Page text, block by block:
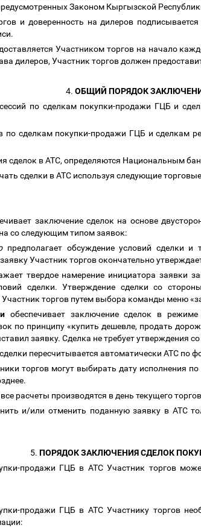
Законом Кыргызской
и доверенность на дилеров
Участником торгов на начало
дилеров, Участник торгов должен
4. ОБЩИЙ ПОРЯДОК
по сделкам покупки-продажи ГЦБ и
по сделкам покупки-продажи ГЦБ и сделкам
сделок в АТС, определяются Национальным
сделки в АТС используя следующие
заключение сделок на основе
со следующим типом заявок:
предполагает обсуждение условий сделки и
Участник торгов окончательно
твердое намерение инициатора заявки
сделки. Утверждение сделки со
торгов путем выбора команды меню
обеспечивает заключение сделок в
по принципу «купить дешевле, продать
заявку. Сделка не требует утверждения
пересчитывается автоматически АТС
торгов могут выбирать дату исполнения
расчеты производятся в день текущего
и/или отменить поданную заявку в АТС
5. ПОРЯДОК ЗАКЛЮЧЕНИЯ СДЕЛОК
продажи ГЦБ в АТС Участник торгов
продажи ГЦБ в АТС Участнику торгов